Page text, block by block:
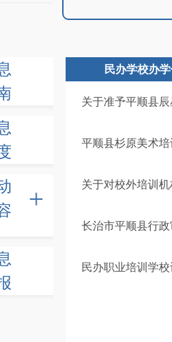
民办学校办
关于准予平顺县
平顺县杉原美术
关于对校外培训
长治市平顺县行
民办职业培训学